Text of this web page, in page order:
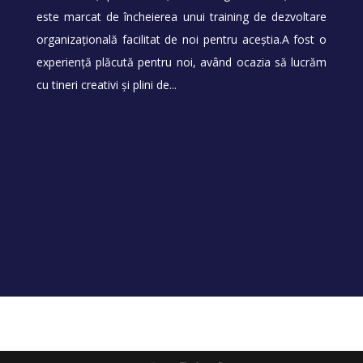
este marcat de încheierea unui training de dezvoltare
organizațională facilitat de noi pentru aceștia.A fost o
experiență plăcută pentru noi, având ocazia să lucrăm
cu tineri creativi și plini de...